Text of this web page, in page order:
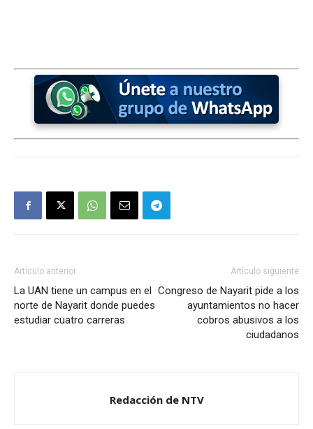
Artículo anterior
La UAN tiene un campus en el
norte de Nayarit donde puedes
estudiar cuatro carreras
Artículo siguiente
Congreso de Nayarit pide a los
ayuntamientos no hacer
cobros abusivos a los
ciudadanos
Redacción de NTV